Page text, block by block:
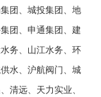
团、城投集团、地
团、申通集团、建
务、山江水务、环
水、沪航阀门、城
清远、天力实业、